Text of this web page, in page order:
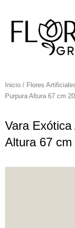
Inicio / Flores
Purpura Altura 67 cm
Vara
Altura 67 cm